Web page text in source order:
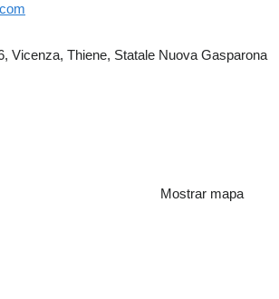
Vicenza, Thiene, Statale Nuova Gasparona
Mostrar mapa